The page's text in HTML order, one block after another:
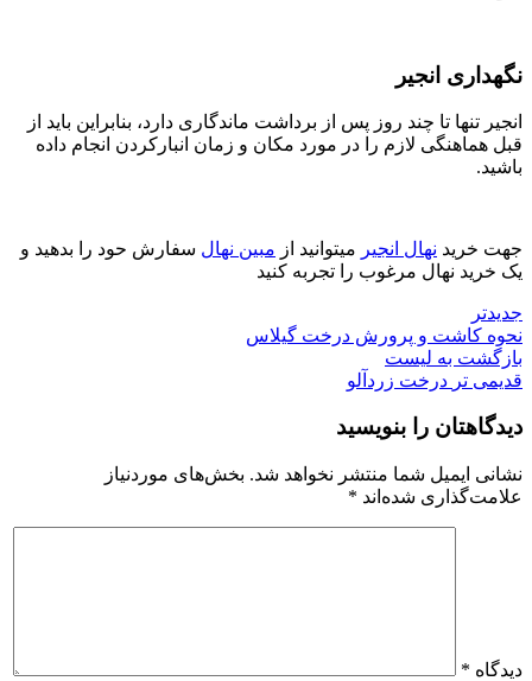
نگهداری انجیر
انجیر تنها تا چند روز پس از برداشت ماندگاری دارد، بنابراین باید از
قبل هماهنگی لازم را در مورد مکان و زمان انبارکردن انجام داده
باشید.
جهت خرید نهال انجیر میتوانید از مبین نهال سفارش حود را بدهید و
یک خرید نهال مرغوب را تجربه کنید
جدیدتر
نحوه کاشت و پرورش درخت گیلاس
بازگشت به لیست
قدیمی تر درخت زردآلو
دیدگاهتان را بنویسید
نشانی ایمیل شما منتشر نخواهد شد. بخش‌های موردنیاز
علامت‌گذاری شده‌اند *
دیدگاه *